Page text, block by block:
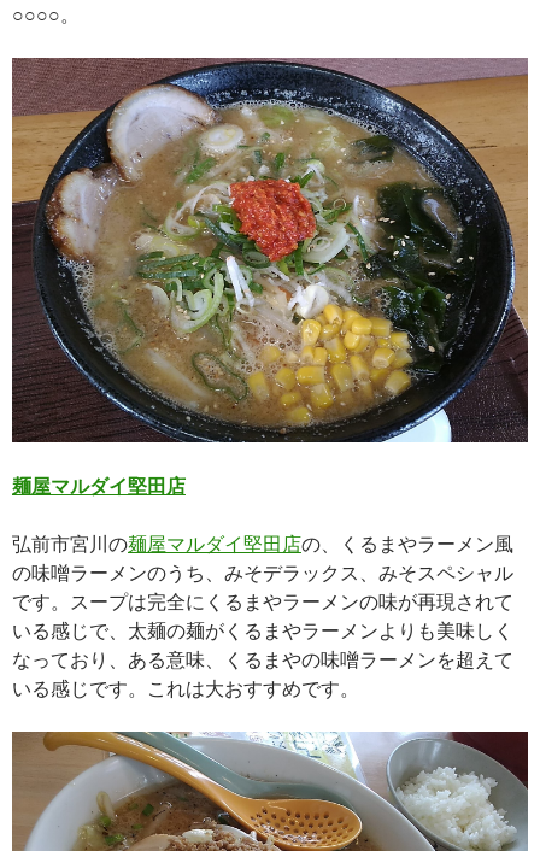
○○○○。
麺屋マルダイ堅田店
弘前市宮川の麺屋マルダイ堅田店の、くるまやラーメン風
の味噌ラーメンのうち、みそデラックス、みそスペシャル
です。スープは完全にくるまやラーメンの味が再現されて
いる感じで、太麺の麺がくるまやラーメンよりも美味しく
なっており、ある意味、くるまやの味噌ラーメンを超えて
いる感じです。これは大おすすめです。